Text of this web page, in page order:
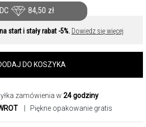
84,50 zł
start i stały rabat -5%. Dowiedz się więcej
DO KOSZYKA
zamówienia w 24 godziny
| Piękne opakowanie gratis